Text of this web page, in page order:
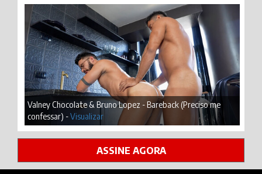
Valney Chocolate & Bruno Lopez - Bareback (Preciso me
confessar) -Visualizar
ASSINE AGORA